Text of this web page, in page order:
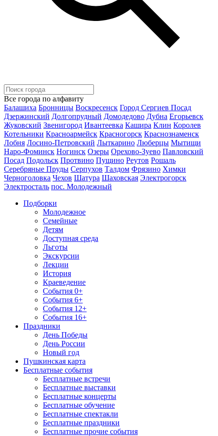
Все города по алфавиту
Балашиха Бронницы Воскресенск Город Сергиев Посад
Дзержинский Долгопрудный Домодедово Дубна Егорьевск
Жуковский Звенигород Ивантеевка Кашира Клин Королев
Котельники Красноармейск Красногорск Краснознаменск
Лобня Лосино-Петровский Лыткарино Люберцы Мытищи
Наро-Фоминск Ногинск Озеры Орехово-Зуево Павловский
Посад Подольск Протвино Пущино Реутов Рошаль
Серебряные Пруды Серпухов Талдом Фрязино Химки
Черноголовка Чехов Шатура Шаховская Электрогорск
Электросталь пос. Молодежный
Подборки
Молодежное
Семейные
Детям
Доступная среда
Льготы
Экскурсии
Лекции
История
Краеведение
События 0+
События 6+
События 12+
События 16+
Праздники
День Победы
День России
Новый год
Пушкинская карта
Бесплатные события
Бесплатные встречи
Бесплатные выставки
Бесплатные концерты
Бесплатные обучение
Бесплатные спектакли
Бесплатные праздники
Бесплатные прочие события